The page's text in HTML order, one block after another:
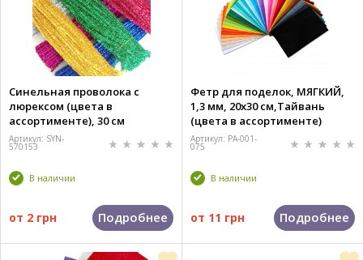
Синельная проволока с
люрексом (цвета в
ассортименте), 30 см
Артикул: SYN-
570153
В наличии
от 2 грн Подробнее
Фетр для поделок, МЯГКИЙ,
1,3 мм, 20x30 см,Тайвань
(цвета в ассортименте)
Артикул: PA-001-
075
В наличии
от 11 грн Подробнее